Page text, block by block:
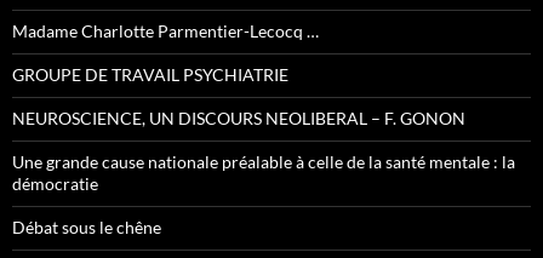
Madame Charlotte Parmentier-Lecocq …
GROUPE DE TRAVAIL PSYCHIATRIE
NEUROSCIENCE, UN DISCOURS NEOLIBERAL – F. GONON
Une grande cause nationale préalable à celle de la santé mentale : la
démocratie
Débat sous le chêne